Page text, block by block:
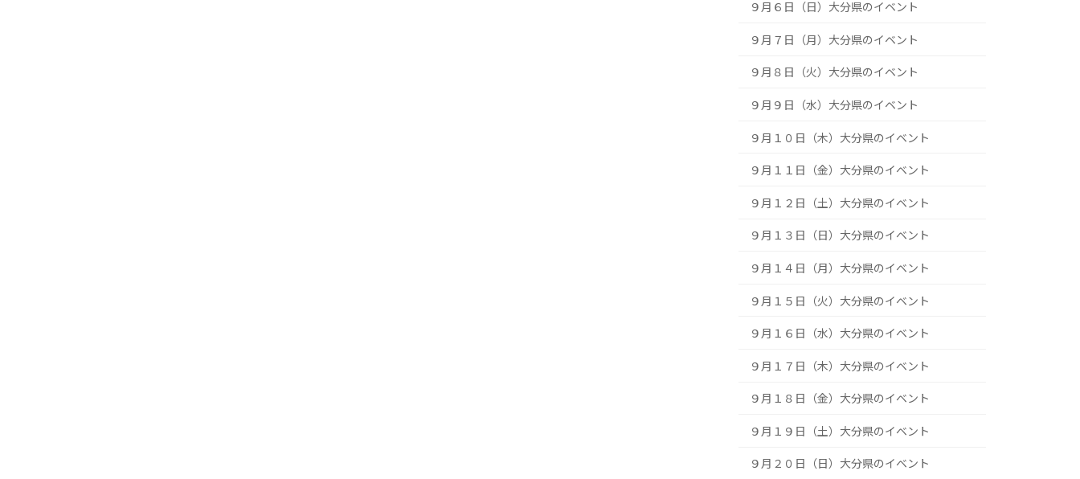
８月３１日（月）大分県のイベント
９月１日（火）大分県のイベント
９月２日（水）大分県のイベント
９月３日（木）大分県のイベント
９月４日（金）大分県のイベント
９月５日（土）大分県のイベント
９月６日（日）大分県のイベント
９月７日（月）大分県のイベント
９月８日（火）大分県のイベント
９月９日（水）大分県のイベント
９月１０日（木）大分県のイベント
９月１１日（金）大分県のイベント
９月１２日（土）大分県のイベント
９月１３日（日）大分県のイベント
９月１４日（月）大分県のイベント